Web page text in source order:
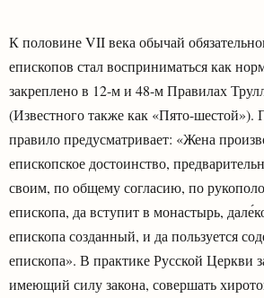
К половине VII века обычай
епископов стал восприниматься как
закреплено в 12-м и 48-м Правилах
(Известного также как «Пято-шестой»).
правило предусматривает: «Жена
епископское достоинство,
своим, по общему согласию, по
епископа, да вступит в монастырь,
епископа созданный, и да пользуется
епископа». В практике Русской Церкви
имеющий силу закона, совершать